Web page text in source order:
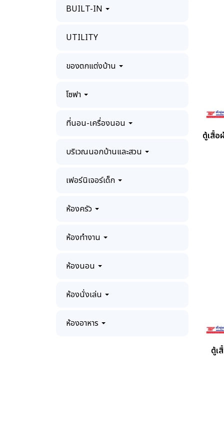
BUILT-IN
UTILITY
ของตกแต่งบ้าน
โซฟา
ที่นอน-เครื่องนอน
บริเวณนอกบ้านและสวน
เฟอร์นิเจอร์เด็ก
ห้องครัว
ห้องทำงาน
ห้องนอน
ห้องนั่งเล่น
ห้องอาหาร
ตู้เสื้อ
ตู้เ